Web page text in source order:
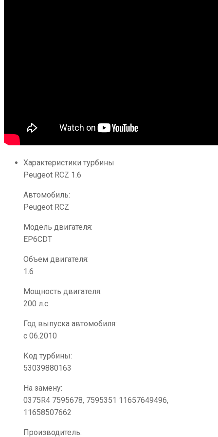
Характеристики турбины
Peugeot RCZ 1.6
Автомобиль:
Peugeot RCZ
Модель двигателя:
EP6CDT
Объем двигателя:
1.6
Мощность двигателя:
200 л.с.
Год выпуска автомобиля:
с 06.2010
Код турбины:
53039880163
На замену:
0375R4 7595678, 7595351 11657649496,
11658507662
Производитель: